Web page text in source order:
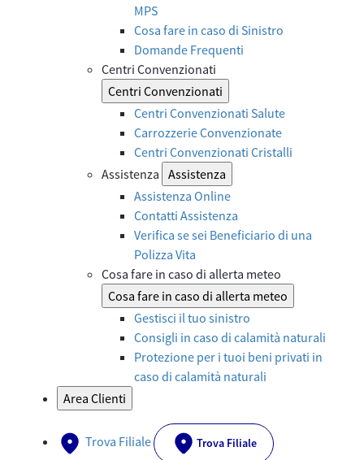
MPS
Cosa fare in caso di Sinistro
Domande Frequenti
Centri Convenzionati
Centri Convenzionati
Centri Convenzionati Salute
Carrozzerie Convenzionate
Centri Convenzionati Cristalli
Assistenza Assistenza
Assistenza Online
Contatti Assistenza
Verifica se sei Beneficiario di una
Polizza Vita
Cosa fare in caso di allerta meteo
Cosa fare in caso di allerta meteo
Gestisci il tuo sinistro
Consigli in caso di calamità naturali
Protezione per i tuoi beni privati in
caso di calamità naturali
Area Clienti
Trova Filiale Trova Filiale